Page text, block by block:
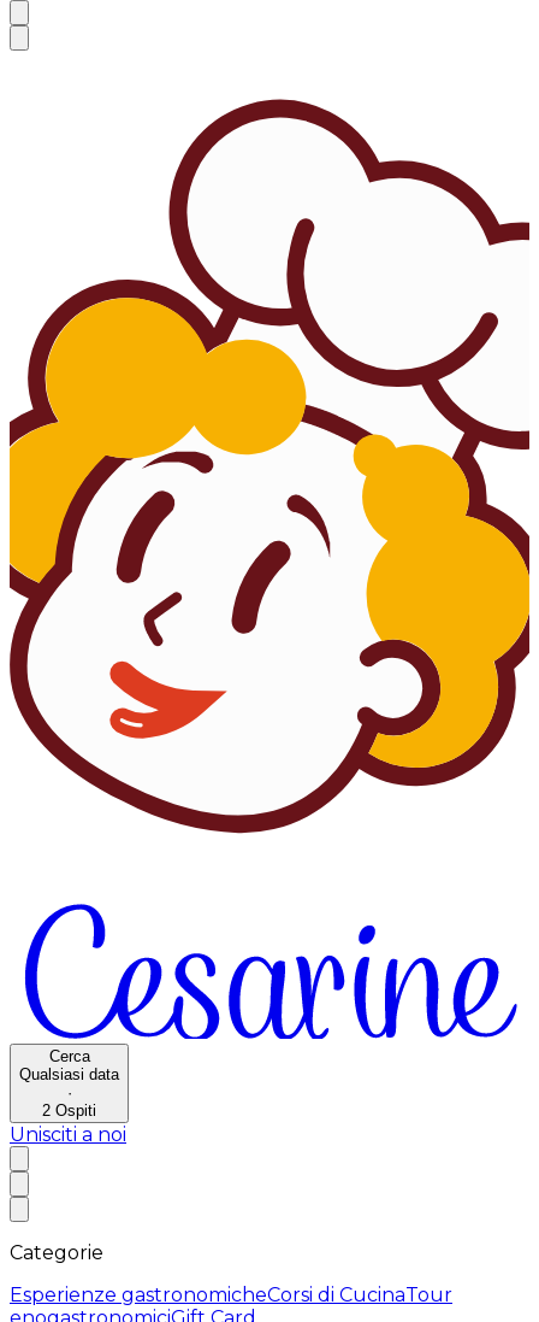
Cerca
Qualsiasi data
·
2 Ospiti
Unisciti a noi
Categorie
Esperienze gastronomicheCorsi di CucinaTour